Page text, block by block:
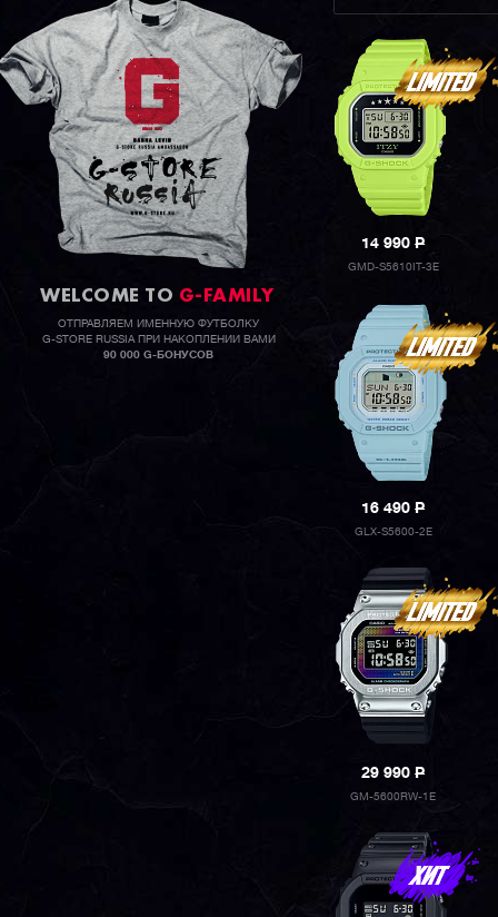
WELCOME TO G-FAMILY
ОТПРАВЛЯЕМ ИМЕННУЮ ФУТБОЛКУ
G-STORE RUSSIA ПРИ НАКОПЛЕНИИ ВАМИ
90 000 G-БОНУСОВ
14 990P
GMD-S5610IT-3E
16 490P
GLX-S5600-2E
29 990P
GM-5600RW-1E